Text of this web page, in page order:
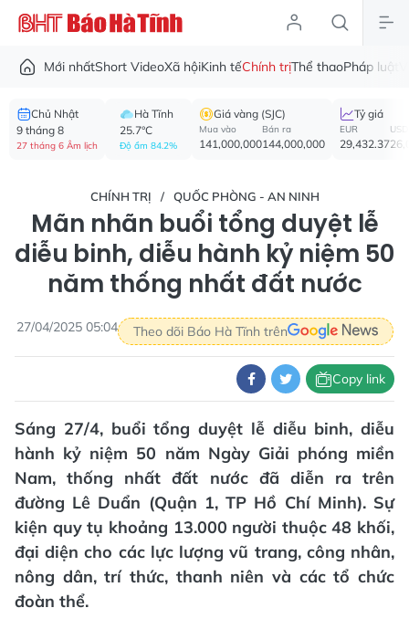
Mới nhấtShort VideoXã hộiKinh tếChính trịThể thaoPháp luật
Chủ Nhật
9 tháng 8
27 tháng 6 Âm lịch
Hà Tĩnh
25.7°C
Độ ẩm 84.2%
Giá vàng (SJC)
Mua vào
141,000,000
Bán ra
144,000,000
Tỷ giá
EUR
29,432.37
USD
CHÍNH TRỊ QUỐC PHÒNG - AN NINH
Mãn nhãn buổi tổng duyệt lễ
diễu binh, diễu hành kỷ niệm 50
năm thống nhất đất nước
27/04/2025 05:04 Theo dõi Báo Hà Tĩnh trên
Copy link
Sáng 27/4, buổi tổng duyệt lễ diễu binh, diễu
hành kỷ niệm 50 năm Ngày Giải phóng miền
Nam, thống nhất đất nước đã diễn ra trên
đường Lê Duẩn (Quận 1, TP Hồ Chí Minh). Sự
kiện quy tụ khoảng 13.000 người thuộc 48 khối,
đại diện cho các lực lượng vũ trang, công nhân,
nông dân, trí thức, thanh niên và các tổ chức
đoàn thể.